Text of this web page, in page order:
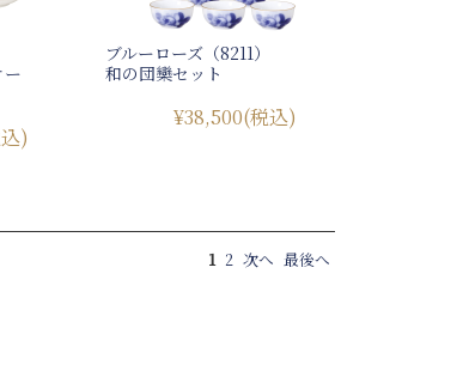
)
ブルーローズ（8211）
和の団欒セット
¥38,500(税込)
1 2 次へ 最後へ